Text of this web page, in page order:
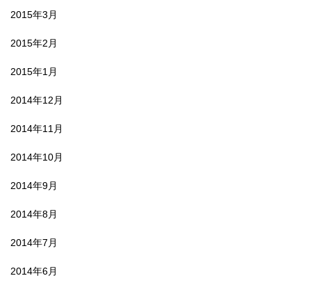
2015年3月
2015年2月
2015年1月
2014年12月
2014年11月
2014年10月
2014年9月
2014年8月
2014年7月
2014年6月